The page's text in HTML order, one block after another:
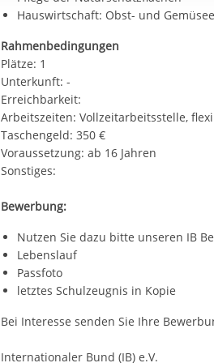
Ihre etwaige
der von Ihnen
aufgrund berechtigter
Hauswirtschaft: Obst- und
Rahmenbedingungen
Plätze: 1
Unterkunft: -
Erreichbarkeit:
Arbeitszeiten: Vollzeitarbeitsstelle,
Taschengeld: 350 €
Voraussetzung: ab 16 Jahren
Sonstiges:
Bewerbung:
Nutzen Sie dazu bitte unseren IB
Lebenslauf
Passfoto
letztes Schulzeugnis in Kopie
Bei Interesse senden Sie Ihre
Internationaler Bund (IB) e.V.